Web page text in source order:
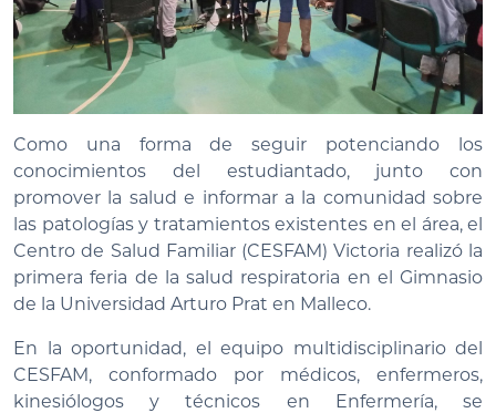
Como una forma de seguir potenciando los
conocimientos del estudiantado, junto con
promover la salud e informar a la comunidad sobre
las patologías y tratamientos existentes en el área, el
Centro de Salud Familiar (CESFAM) Victoria realizó la
primera feria de la salud respiratoria en el Gimnasio
de la Universidad Arturo Prat en Malleco.
En la oportunidad, el equipo multidisciplinario del
CESFAM, conformado por médicos, enfermeros,
kinesiólogos y técnicos en Enfermería, se